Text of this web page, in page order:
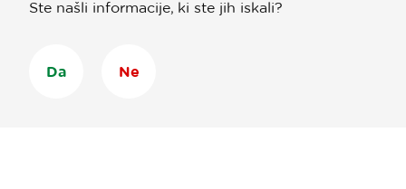
Ste našli informacije, ki ste jih iskali?
Da Ne